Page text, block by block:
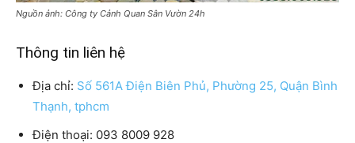
Nguồn ảnh: Công ty Cảnh Quan Sân Vườn 24h
Thông tin liên hệ
Địa chỉ: Số 561A Điện Biên Phủ, Phường 25, Quận Bình
Thạnh, tphcm
Điện thoại: 093 8009 928